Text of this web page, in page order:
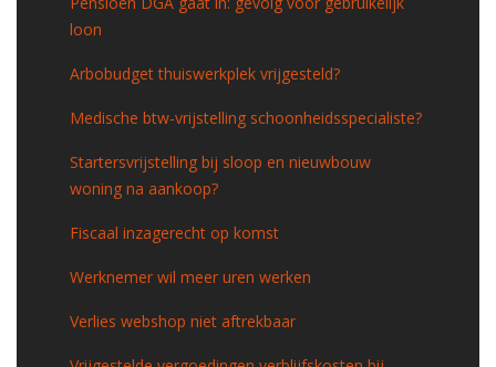
loon
Arbobudget thuiswerkplek vrijgesteld?
Medische btw-vrijstelling schoonheidsspecialiste?
Startersvrijstelling bij sloop en nieuwbouw
woning na aankoop?
Fiscaal inzagerecht op komst
Werknemer wil meer uren werken
Verlies webshop niet aftrekbaar